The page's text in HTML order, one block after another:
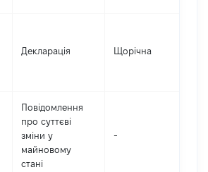
Декларація Щорічна
Повідомлення
про суттєві
зміни y
майновому
стані
-